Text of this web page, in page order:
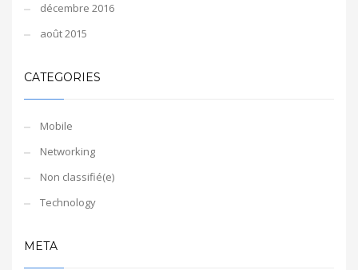
décembre 2016
août 2015
CATEGORIES
Mobile
Networking
Non classifié(e)
Technology
META